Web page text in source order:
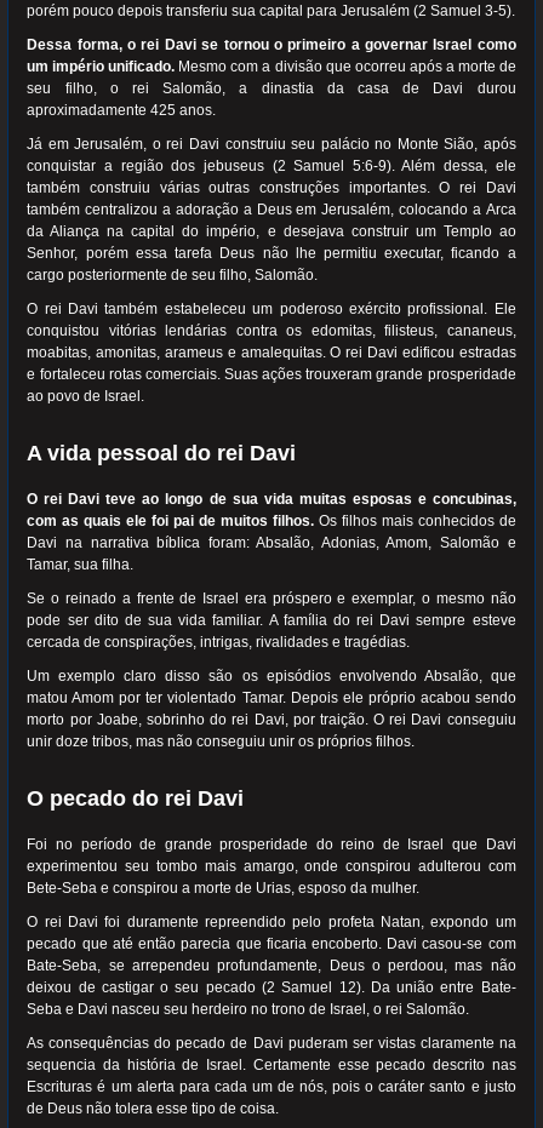
porém pouco depois transferiu sua capital para Jerusalém (2 Samuel 3-5).
Dessa forma, o rei Davi se tornou o primeiro a governar Israel como
um império unificado. Mesmo com a divisão que ocorreu após a morte de
seu filho, o rei Salomão, a dinastia da casa de Davi durou
aproximadamente 425 anos.
Já em Jerusalém, o rei Davi construiu seu palácio no Monte Sião, após
conquistar a região dos jebuseus (2 Samuel 5:6-9). Além dessa, ele
também construiu várias outras construções importantes. O rei Davi
também centralizou a adoração a Deus em Jerusalém, colocando a Arca
da Aliança na capital do império, e desejava construir um Templo ao
Senhor, porém essa tarefa Deus não lhe permitiu executar, ficando a
cargo posteriormente de seu filho, Salomão.
O rei Davi também estabeleceu um poderoso exército profissional. Ele
conquistou vitórias lendárias contra os edomitas, filisteus, cananeus,
moabitas, amonitas, arameus e amalequitas. O rei Davi edificou estradas
e fortaleceu rotas comerciais. Suas ações trouxeram grande prosperidade
ao povo de Israel.
A vida pessoal do rei Davi
O rei Davi teve ao longo de sua vida muitas esposas e concubinas,
com as quais ele foi pai de muitos filhos.Os filhos mais conhecidos de
Davi na narrativa bíblica foram: Absalão, Adonias, Amom, Salomão e
Tamar, sua filha.
Se o reinado a frente de Israel era próspero e exemplar, o mesmo não
pode ser dito de sua vida familiar. A família do rei Davi sempre esteve
cercada de conspirações, intrigas, rivalidades e tragédias.
Um exemplo claro disso são os episódios envolvendo Absalão, que
matou Amom por ter violentado Tamar. Depois ele próprio acabou sendo
morto por Joabe, sobrinho do rei Davi, por traição. O rei Davi conseguiu
unir doze tribos, mas não conseguiu unir os próprios filhos.
O pecado do rei Davi
Foi no período de grande prosperidade do reino de Israel que Davi
experimentou seu tombo mais amargo, onde conspirou adulterou com
Bete-Seba e conspirou a morte de Urias, esposo da mulher.
O rei Davi foi duramente repreendido pelo profeta Natan, expondo um
pecado que até então parecia que ficaria encoberto. Davi casou-se com
Bate-Seba, se arrependeu profundamente, Deus o perdoou, mas não
deixou de castigar o seu pecado (2 Samuel 12). Da união entre Bate-
Seba e Davi nasceu seu herdeiro no trono de Israel, o rei Salomão.
As consequências do pecado de Davi puderam ser vistas claramente na
sequencia da história de Israel. Certamente esse pecado descrito nas
Escrituras é um alerta para cada um de nós, pois o caráter santo e justo
de Deus não tolera esse tipo de coisa.